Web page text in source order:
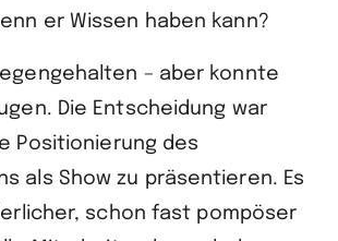
er Wissen haben kann?
– aber konnte
Die Entscheidung war
Positionierung des
als Show zu präsentieren. Es
schon fast pompöser